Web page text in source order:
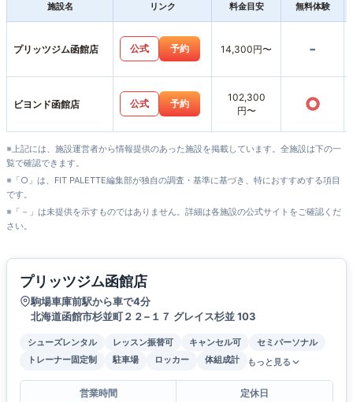
施設名 リンク 料金目安 無料体験
プリッツジム函館店 公式 予約 14,300円〜 -
ビヨンド函館店 公式 予約
102,300
円〜
○
※上記には、施設運営者から情報提供のあった施設を掲載しています。全施設は下の一
覧で確認できます。
※「○」は、FIT PALETTE編集部が独自の調査・基準に基づき、特におすすめする項目
です。
※「－」は未提供を示すものではありません。詳細は各施設の公式サイトをご確認くだ
さい。
プリッツジム函館店
駒場車庫前駅から車で4分
北海道函館市杉並町２２−１７ グレイス杉並 103
シューズレンタル レッスン振替可 キャンセル可
セミパーソナル
トレーナー固定制
駐車場 ロッカー 体組成計 もっと見る
営業時間
定休日